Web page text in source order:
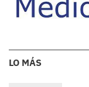
LO MÁS